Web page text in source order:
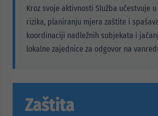
Kroz svoje aktivnosti Služba učestvuje
rizika, planiranju mjera zaštite i
koordinaciji nadležnih subjekata i
lokalne zajednice za odgovor na
Zaštita